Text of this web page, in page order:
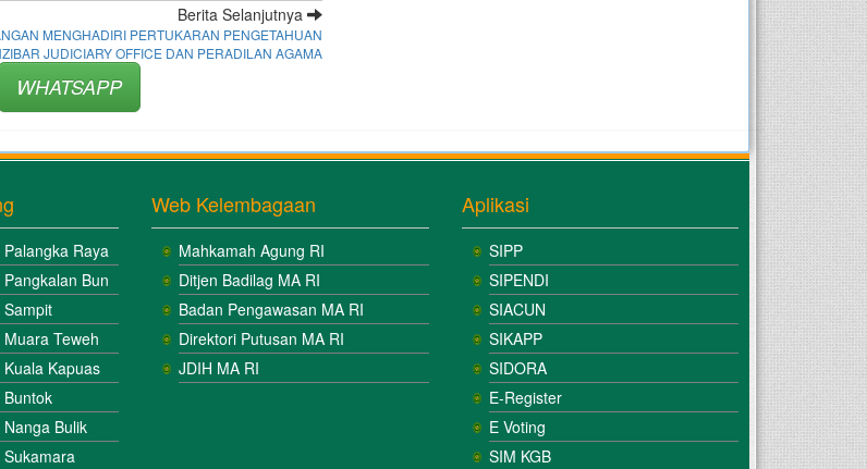
Berita Selanjutnya
MENGHADIRI PERTUKARAN PENGETAHUAN
JUDICIARY OFFICE DAN PERADILAN AGAMA
WHATSAPP
Raya
Bun
Teweh
Kapuas
Bulik
Web Kelembagaan
Mahkamah Agung RI
Ditjen Badilag MA RI
Badan Pengawasan MA RI
Direktori Putusan MA RI
JDIH MA RI
Aplikasi
SIPP
SIPENDI
SIACUN
SIKAPP
SIDORA
E-Register
E Voting
SIM KGB